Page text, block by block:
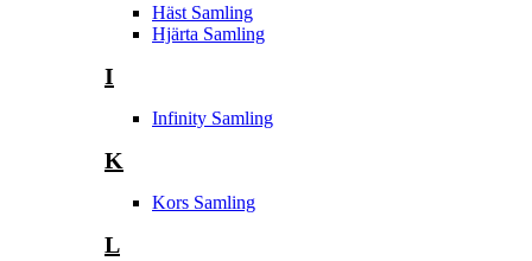
Häst Samling
Hjärta Samling
I
Infinity Samling
K
Kors Samling
L